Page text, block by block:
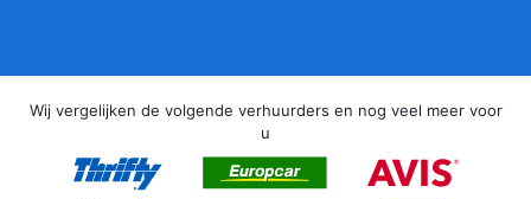
Wij vergelijken de volgende verhuurders en nog veel meer voor
u